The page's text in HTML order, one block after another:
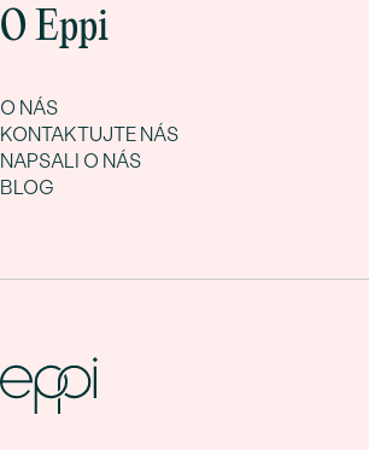
O Eppi
O NÁS
KONTAKTUJTE NÁS
NAPSALI O NÁS
BLOG